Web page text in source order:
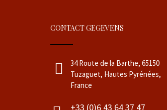
CONTACT GEGEVENS
34 Route de la Barthe, 65150
Tuzaguet, Hautes Pyrénées,
France
+33 (0)6 43 64 37 47